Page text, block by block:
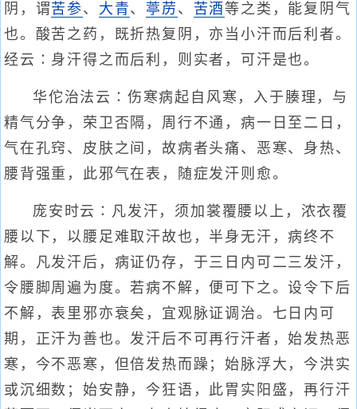
阴，谓苦参、 大青、 葶苈 、 苦酒等之类，能复阴气
也。酸苦之药，既折热复阴，亦当小汗而后利者。
经云∶身汗得之而后利，则实者，可汗是也。
华佗治法云∶伤寒病起自风寒，入于腠理，与
精气分争，荣卫否隔，周行不通，病一日至二日，
气在孔窍、皮肤之间，故病者头痛、恶寒、身热、
腰背强重，此邪气在表，随症发汗则愈。
庞安时云∶凡发汗，须加裳覆腰以上，浓衣覆
腰以下，以腰足难取汗故也，半身无汗，病终不
解。凡发汗后，病证仍存，于三日内可二三发汗，
令腰脚周遍为度。若病不解，便可下之。设令下后
不解，表里邪亦衰矣，宜观脉证调治。七日内可
期，正汗为善也。发汗后不可再行汗者，始发热恶
寒，今不恶寒，但倍发热而躁；始脉浮大，今洪实
或沉细数；始安静，今狂语，此胃实阳盛，再行汗